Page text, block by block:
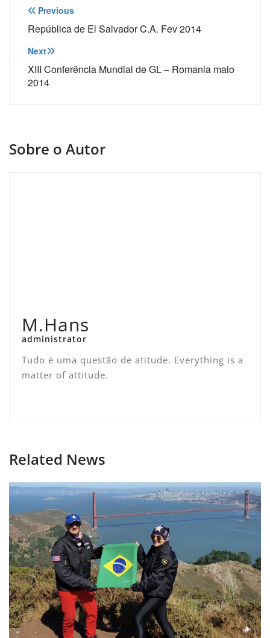
Navegação
de
Post
Previous
República de El Salvador C.A. Fev 2014
Next
XIII Conferência Mundial de GL – Romania maio
2014
Sobre o Autor
M.Hans
administrator
Tudo é uma questão de atitude. Everything is a
matter of attitude.
Related News